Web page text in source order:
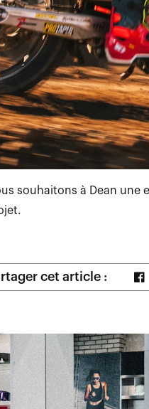
souhaitons à Dean une
cet article :